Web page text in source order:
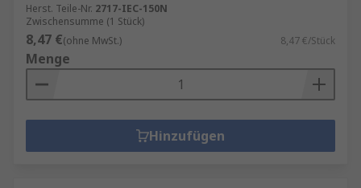
Herst. Teile-Nr. 2717-IEC-150N
Zwischensumme (1 Stück)
8,47 €(ohne MwSt.) 8,47 €/Stück
Menge
Hinzufügen